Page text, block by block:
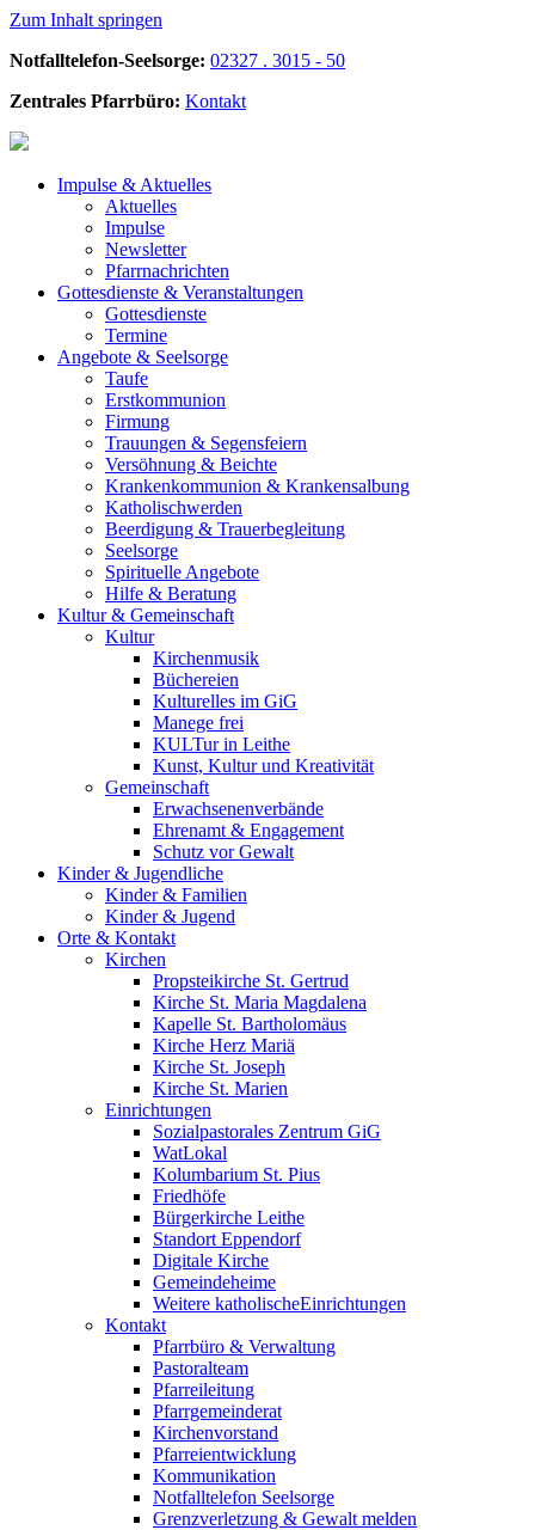
Zum Inhalt springen
Notfalltelefon-Seelsorge: 02327 . 3015 - 50
Zentrales Pfarrbüro: Kontakt
Impulse & Aktuelles
Aktuelles
Impulse
Newsletter
Pfarrnachrichten
Gottesdienste & Veranstaltungen
Gottesdienste
Termine
Angebote & Seelsorge
Taufe
Erstkommunion
Firmung
Trauungen & Segensfeiern
Versöhnung & Beichte
Krankenkommunion & Krankensalbung
Katholischwerden
Beerdigung & Trauerbegleitung
Seelsorge
Spirituelle Angebote
Hilfe & Beratung
Kultur & Gemeinschaft
Kultur
Kirchenmusik
Büchereien
Kulturelles im GiG
Manege frei
KULTur in Leithe
Kunst, Kultur und Kreativität
Gemeinschaft
Erwachsenenverbände
Ehrenamt & Engagement
Schutz vor Gewalt
Kinder & Jugendliche
Kinder & Familien
Kinder & Jugend
Orte & Kontakt
Kirchen
Propsteikirche St. Gertrud
Kirche St. Maria Magdalena
Kapelle St. Bartholomäus
Kirche Herz Mariä
Kirche St. Joseph
Kirche St. Marien
Einrichtungen
Sozialpastorales Zentrum GiG
WatLokal
Kolumbarium St. Pius
Friedhöfe
Bürgerkirche Leithe
Standort Eppendorf
Digitale Kirche
Gemeindeheime
Weitere katholische­­Einrichtungen
Kontakt
Pfarrbüro & Verwaltung
Pastoralteam
Pfarreileitung
Pfarrgemeinderat
Kirchenvorstand
Pfarreientwicklung
Kommunikation
Notfalltelefon Seelsorge
Grenzverletzung & Gewalt melden